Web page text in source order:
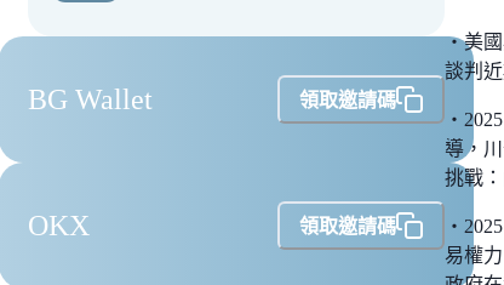
BG Wallet 領取邀請碼
OKX 領取邀請碼
・美
談判
・
導，
挑戰
・
易權